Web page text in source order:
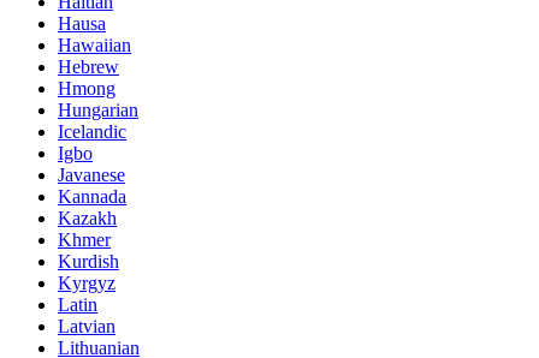
Hausa
Hawaiian
Hebrew
Hmong
Hungarian
Icelandic
Igbo
Javanese
Kannada
Kazakh
Khmer
Kurdish
Kyrgyz
Latin
Latvian
Lithuanian